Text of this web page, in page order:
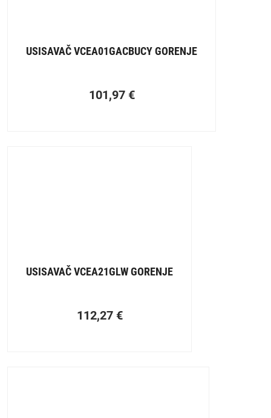
USISAVAČ VCEA01GACBUCY GORENJE
101,97 €
USISAVAČ VCEA21GLW GORENJE
112,27 €